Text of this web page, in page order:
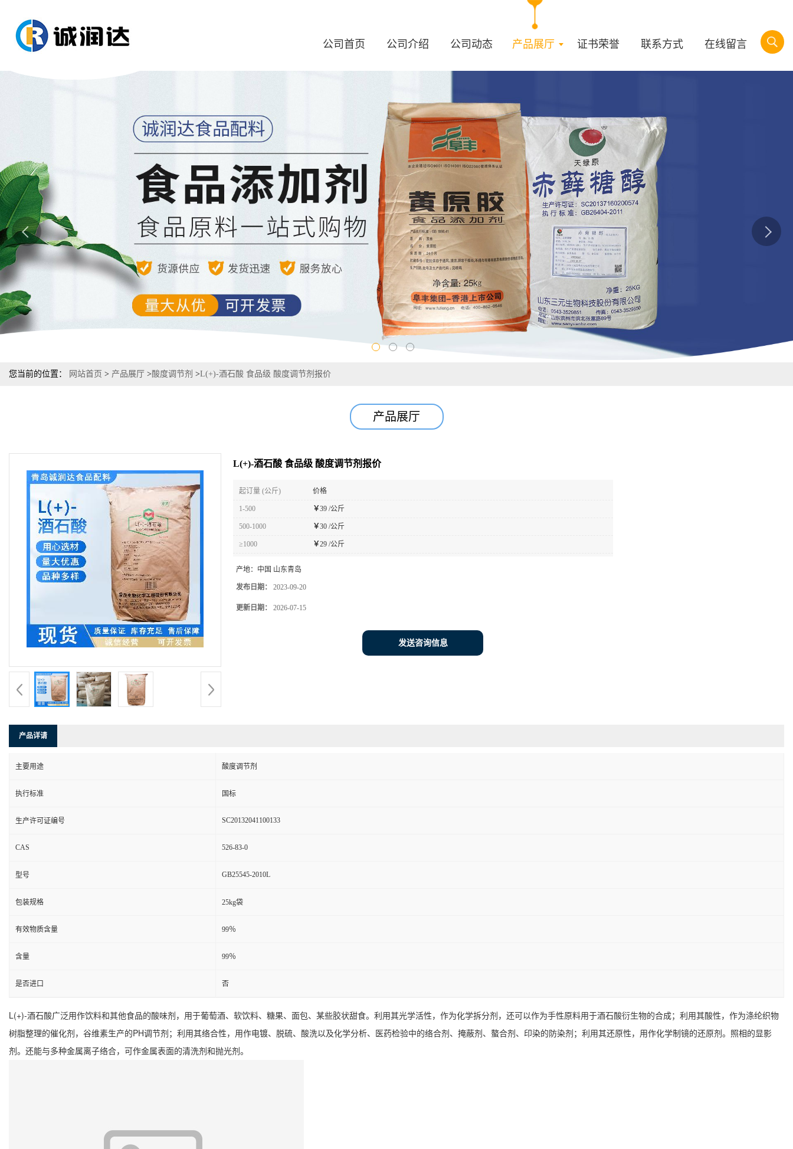
公司首页 公司介绍 公司动态 产品展厅 证书荣誉 联系方式 在线留言
您当前的位置： 网站首页 > 产品展厅 >酸度调节剂 >L(+)-酒石酸 食品级 酸度调节剂报价
产品展厅
L(+)-酒石酸 食品级 酸度调节剂报价
起订量 (公斤) 价格
1-500 ￥39 /公斤
500-1000 ￥30 /公斤
≥1000 ￥29 /公斤
产地： 中国 山东青岛
发布日期： 2023-09-20
更新日期： 2026-07-15
发送咨询信息
产品详请
主要用途 酸度调节剂
执行标准 国标
生产许可证编号 SC20132041100133
CAS 526-83-0
型号 GB25545-2010L
包装规格 25kg袋
有效物质含量 99％
含量 99％
是否进口 否
L(+)-酒石酸广泛用作饮料和其他食品的酸味剂，用于葡萄酒、软饮料、糖果、面包、某些胶状甜食。利用其光学活性，作为化学拆分剂，还可以作为手性原料用于酒石酸衍生物的合成；利用其酸性，作为涤纶织物
树脂整理的催化剂，谷维素生产的PH调节剂；利用其络合性，用作电镀、脱硫、酸洗以及化学分析、医药检验中的络合剂、掩蔽剂、螯合剂、印染的防染剂；利用其还原性，用作化学制镜的还原剂。照相的显影
剂。还能与多种金属离子络合，可作金属表面的清洗剂和抛光剂。